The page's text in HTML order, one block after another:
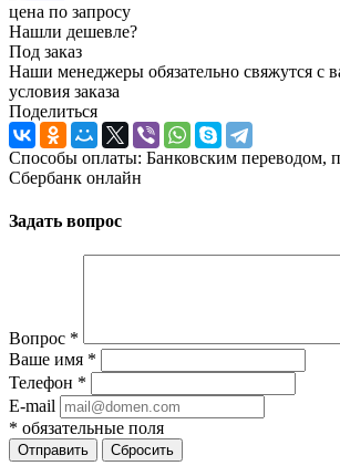
цена по запросу
Нашли дешевле?
Под заказ
Наши менеджеры обязательно свяжутся с
условия заказа
Поделиться
Способы оплаты: Банковским переводом,
Сбербанк онлайн
Задать вопрос
Вопрос *
Ваше имя *
Телефон *
E-mail
* обязательные поля
Отправить Сбросить